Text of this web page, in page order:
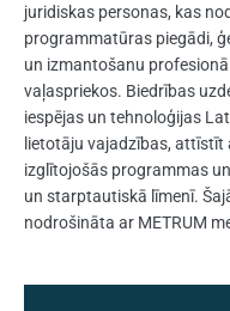
juridiskas personas, kas
programmatūras piegādi,
un izmantošanu
vaļaspriekos. Biedrības
iespējas un tehnoloģijas
lietotāju vajadzības,
izglītojošās programmas
un starptautiskā līmenī.
nodrošināta ar METRUM